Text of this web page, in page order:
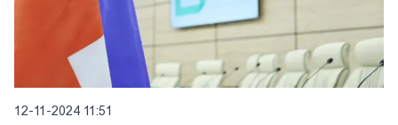
12-11-2024 11:51